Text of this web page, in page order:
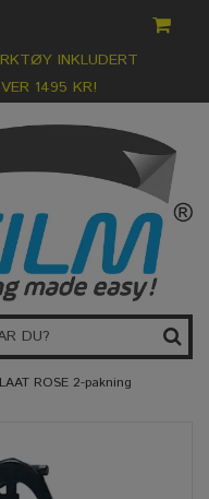
1495 KR!
INKLUDERT
ROSE 2-pakning